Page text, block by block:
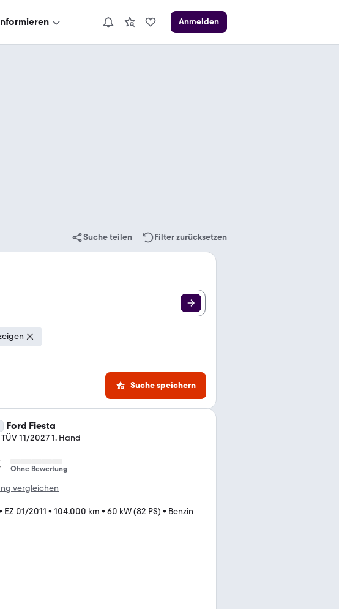
Anmelden
Suche teilen Filter zurücksetzen
Suche speichern
Ford Fiesta
11/2027 1. Hand
Ohne Bewertung
vergleichen
EZ 01/2011 • 104.000 km • 60 kW (82 PS) • Benzin